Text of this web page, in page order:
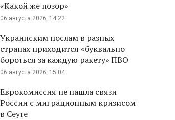
«Какой же позор»
06 августа 2026, 14:22
Украинским послам в разных
странах приходится «буквально
бороться за каждую ракету» ПВО
06 августа 2026, 15:04
Еврокомиссия не нашла связи
России с миграционным кризисом
в Сеуте